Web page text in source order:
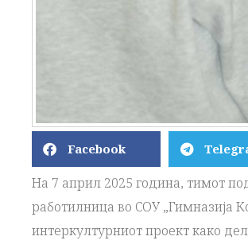
Facebook
На 7 април 2025 година, тимот
работилница во СОУ „Гимназија
интеркултурниот проект како